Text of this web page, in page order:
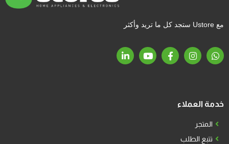
مع Ustore ستجد كل ما تريد وأكثر
خدمة العملاء
المتجر
تتبع الطلب